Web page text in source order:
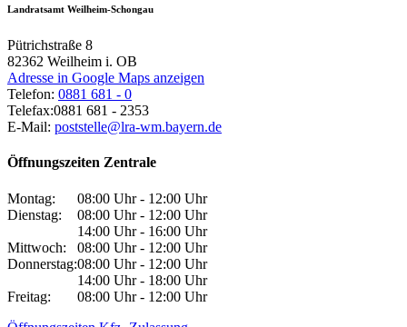
Landratsamt Weilheim-Schongau
Pütrichstraße 8
82362 Weilheim i. OB
Adresse in Google Maps anzeigen
Telefon: 0881 681 - 0
Telefax:0881 681 - 2353
E-Mail: poststelle@lra-wm.bayern.de
Öffnungszeiten Zentrale
Montag:
08:00 Uhr - 12:00 Uhr
Dienstag:
08:00 Uhr - 12:00 Uhr
14:00 Uhr - 16:00 Uhr
Mittwoch:
08:00 Uhr - 12:00 Uhr
Donnerstag:08:00 Uhr - 12:00 Uhr
14:00 Uhr - 18:00 Uhr
Freitag:
08:00 Uhr - 12:00 Uhr